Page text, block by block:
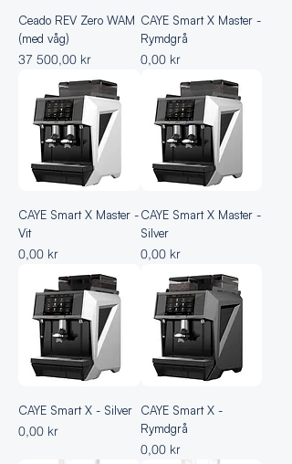
Ceado REV Zero WAM
(med våg)
Pris
37 500,00 kr
CAYE Smart X Master -
Rymdgrå
Pris
0,00 kr
CAYE Smart X Master -
Vit
Pris
0,00 kr
CAYE Smart X Master -
Silver
Pris
0,00 kr
CAYE Smart X - Silver
Pris
0,00 kr
CAYE Smart X -
Rymdgrå
Pris
0,00 kr